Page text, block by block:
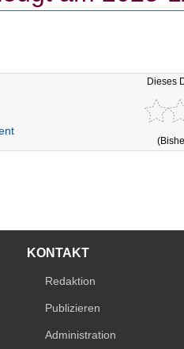
Dieses
KONTAKT
Redaktion
Publizieren
Administration